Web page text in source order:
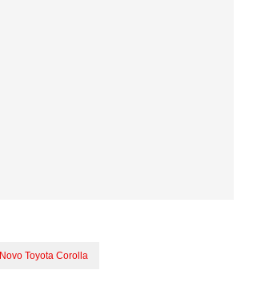
Novo Toyota Corolla